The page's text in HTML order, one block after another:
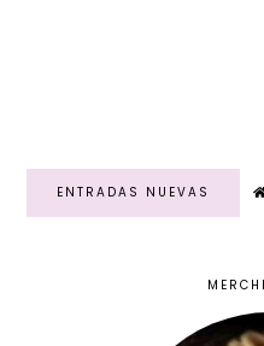
ENTRADAS NUEVAS